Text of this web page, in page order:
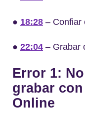
● 18:28 – Confiar
● 22:04 – Grabar
Error 1:
grabar
Online